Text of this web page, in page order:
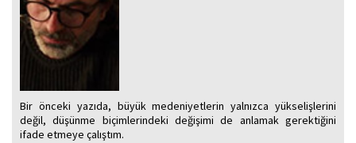
Bir önceki yazıda, büyük medeniyetlerin yalnızca yükselişlerini
değil, düşünme biçimlerindeki değişimi de anlamak gerektiğini
ifade etmeye çalıştım.